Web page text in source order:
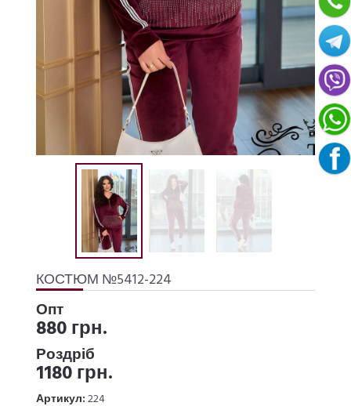
КОСТЮМ №5412-224
Опт
880 грн.
Роздріб
1180 грн.
Артикул:224